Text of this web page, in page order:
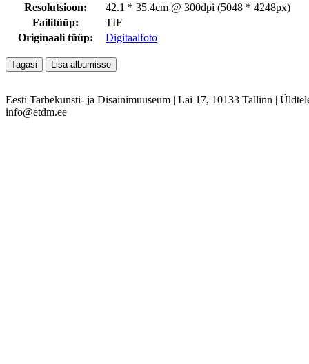
Resolutsioon:
42.1 * 35.4cm @ 300dpi (5048 * 4248px)
Failitüüp:
TIF
Originaali tüüp:
Digitaalfoto
Eesti Tarbekunsti- ja Disainimuuseum | Lai 17, 10133 Tallinn |
info@etdm.ee